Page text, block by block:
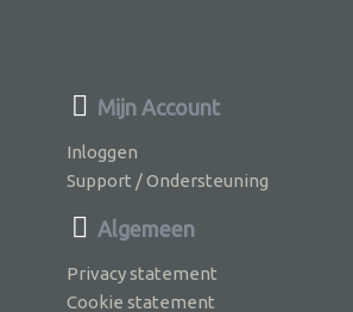
Mijn Account
Inloggen
Support / Ondersteuning
Algemeen
Privacy statement
Cookie statement